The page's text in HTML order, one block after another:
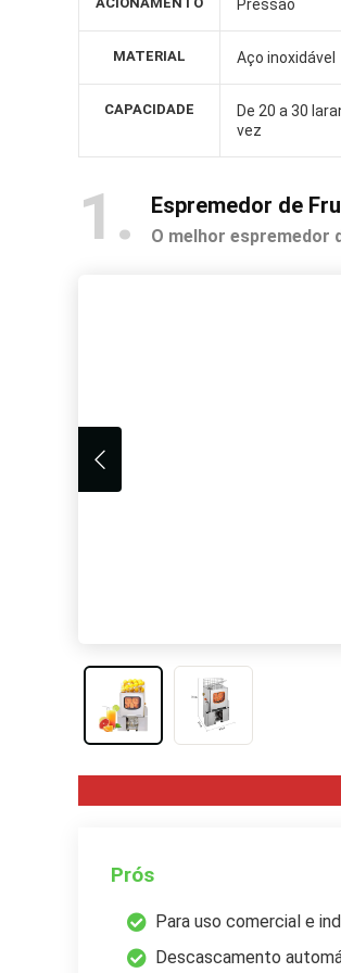
MATERIAL
CAPACIDADE
Pressão
Aço inoxidável
De 20 a 30
vez
1 Espremedor de
O melhor espremedor
Prós
Para uso comercial e
Descascamento